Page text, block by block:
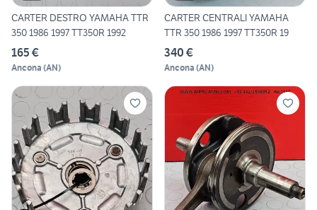
CARTER DESTRO YAMAHA TTR
350 1986 1997 TT350R 1992
165 €
Ancona (AN)
CARTER CENTRALI YAMAHA
TTR 350 1986 1997 TT350R 19
340 €
Ancona (AN)